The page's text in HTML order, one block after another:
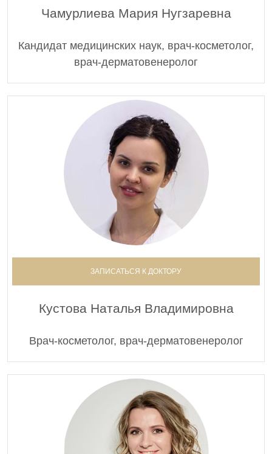
Чамурлиева Мария Нугзаревна
Кандидат медицинских наук, врач-косметолог,
врач-дерматовенеролог
ЗАПИСАТЬСЯ К ДОКТОРУ
Кустова Наталья Владимировна
Врач-косметолог, врач-дерматовенеролог